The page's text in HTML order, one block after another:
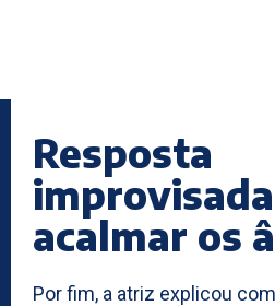
Resposta
acalmar os
Por fim, a atriz explicou